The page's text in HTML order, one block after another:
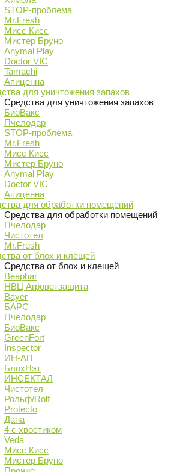
STOP-проблема
Mr.Fresh
Мисс Кисс
Мистер Бруно
Anymal Play
Doctor VIC
Tamachi
Апиценна
для уничтожения запахов
Средства для уничтожения запахов
БиоВакс
Пчелодар
STOP-проблема
Mr.Fresh
Мисс Кисс
Мистер Бруно
Anymal Play
Doctor VIC
Апиценна
для обработки помещений
Средства для обработки помещений
Пчелодар
Чистотел
Mr.Fresh
от блох и клещей
Средства от блох и клещей
Beaphar
НВЦ Агроветзащита
Bayer
БАРС
Пчелодар
БиоВакс
GreenFort
Inspector
ИН-АП
БлохНэт
ИНСЕКТАЛ
Чистотел
Рольф/Rolf
Protecto
Дана
4 с хвостиком
Veda
Мисс Кисс
Мистер Бруно